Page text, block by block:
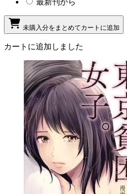
未購入分をまとめてカートに追加
カートに追加しました